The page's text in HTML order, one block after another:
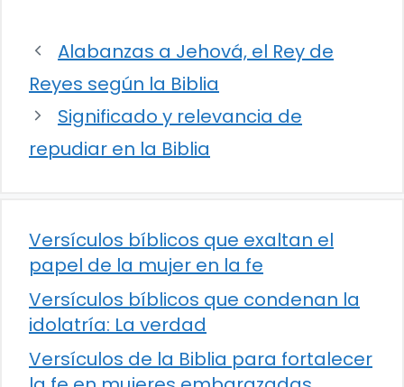
Alabanzas a Jehová, el Rey de
Reyes según la Biblia
Significado y relevancia de
repudiar en la Biblia
Versículos bíblicos que exaltan el
papel de la mujer en la fe
Versículos bíblicos que condenan la
idolatría: La verdad
Versículos de la Biblia para fortalecer